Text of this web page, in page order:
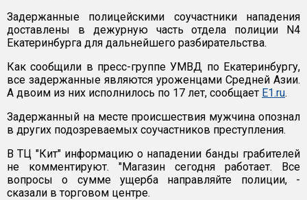
Задержанные полицейскими соучастники нападения
доставлены в дежурную часть отдела полиции N4
Екатеринбурга для дальнейшего разбирательства.
Как сообщили в пресс-группе УМВД по Екатеринбургу,
все задержанные являются уроженцами Средней Азии.
А двоим из них исполнилось по 17 лет, сообщает E1.ru.
Задержанный на месте происшествия мужчина опознал
в других подозреваемых соучастников преступления.
В ТЦ "Кит" информацию о нападении банды грабителей
не комментируют. "Магазин сегодня работает. Все
вопросы о сумме ущерба направляйте полиции, -
сказали в торговом центре.